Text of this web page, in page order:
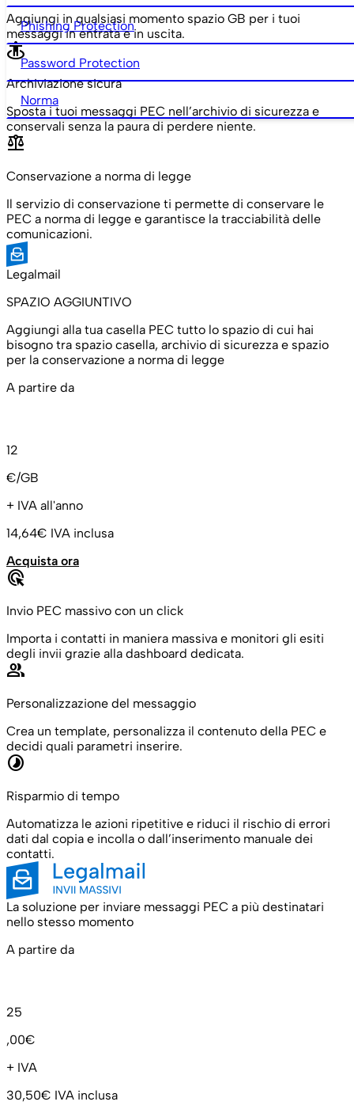
Phishing Protection
Password Protection
Norma
Aggiungi in qualsiasi momento spazio GB per i tuoi
messaggi in entrata e in uscita.
guardian
Archiviazione sicura
Sposta i tuoi messaggi PEC nell’archivio di sicurezza e
conservali senza la paura di perdere niente.
balance
Conservazione a norma di legge
Il servizio di conservazione ti permette di conservare le
PEC a norma di legge e garantisce la tracciabilità delle
comunicazioni.
Legalmail
SPAZIO AGGIUNTIVO
Aggiungi alla tua casella PEC tutto lo spazio di cui hai
bisogno tra spazio casella, archivio di sicurezza e spazio
per la conservazione a norma di legge
A partire da
12
€/GB
+ IVA all'anno
14,64€ IVA inclusa
Acquista ora
ads_click
Invio PEC massivo con un click
Importa i contatti in maniera massiva e monitori gli esiti
degli invii grazie alla dashboard dedicata.
people
Personalizzazione del messaggio
Crea un template, personalizza il contenuto della PEC e
decidi quali parametri inserire.
timelapse
Risparmio di tempo
Automatizza le azioni ripetitive e riduci il rischio di errori
dati dal copia e incolla o dall’inserimento manuale dei
contatti.
La soluzione per inviare messaggi PEC a più destinatari
nello stesso momento
A partire da
25
,00€
+ IVA
30,50€ IVA inclusa